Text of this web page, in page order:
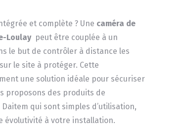
et complète ? Une caméra de
Loulay peut être couplée à un
le but de contrôler à distance les
le site à protéger. Cette
une solution idéale pour sécuriser
proposons des produits de
qui sont simples d’utilisation,
évolutivité à votre installation.